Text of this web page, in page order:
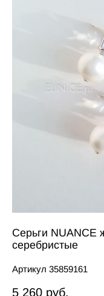
Серьги NUANCE
серебристые
Артикул 35859161
5 260 pуб.